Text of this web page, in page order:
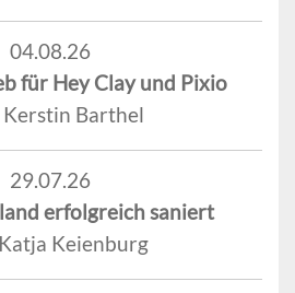
04.08.26
für Hey Clay und Pixio
Barthel
29.07.26
erfolgreich saniert
Keienburg